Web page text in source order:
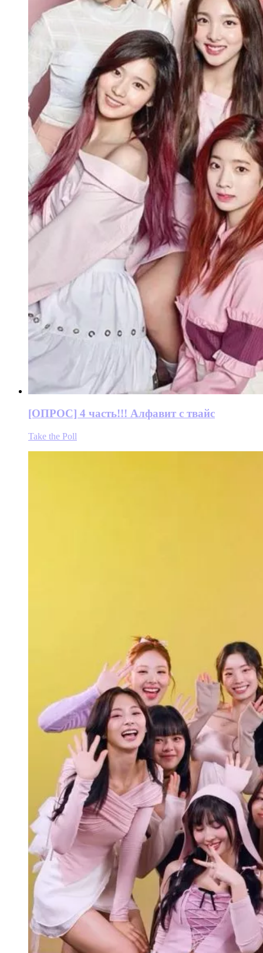
[ОПРОС] 4 часть!!! Алфавит с твайс
Take the Poll